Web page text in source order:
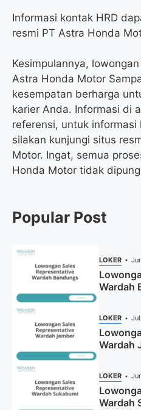
Informasi kontak HRD
resmi PT Astra Honda
Kesimpulannya,
Astra Honda Motor
kesempatan berharga
karier Anda. Informasi di
referensi, untuk
silakan kunjungi situs
Motor. Ingat, semua
Honda Motor tidak
Popular Post
LOKER
Wardah
LOKER
Wardah
LOKER
Wardah